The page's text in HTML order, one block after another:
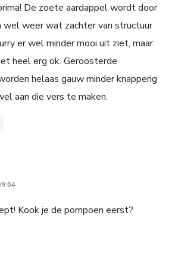
De zoete aardappel wordt door
wel weer wat zachter van structuur
er wel minder mooi uit ziet, maar
heel erg ok. Geroosterde
helaas gauw minder knapperig
aan die vers te maken.
Kook je de pompoen eerst?